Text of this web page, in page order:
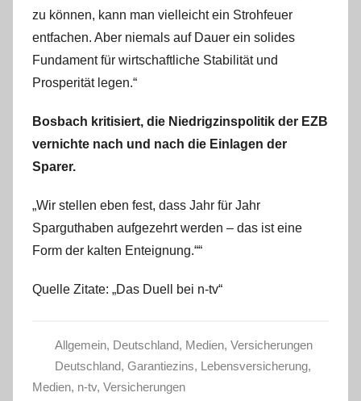
zu können, kann man vielleicht ein Strohfeuer
entfachen. Aber niemals auf Dauer ein solides
Fundament für wirtschaftliche Stabilität und
Prosperität legen.“
Bosbach kritisiert, die Niedrigzinspolitik der EZB
vernichte nach und nach die Einlagen der
Sparer.
„Wir stellen eben fest, dass Jahr für Jahr
Sparguthaben aufgezehrt werden – das ist eine
Form der kalten Enteignung.““
Quelle Zitate: „Das Duell bei n-tv“
Allgemein, Deutschland, Medien, Versicherungen
Deutschland, Garantiezins, Lebensversicherung,
Medien, n-tv, Versicherungen